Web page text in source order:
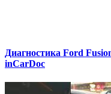
Диагностика Ford
inCarDoc